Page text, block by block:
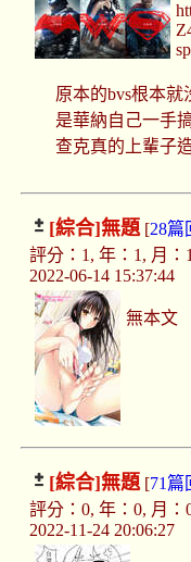
原本的bvs根本就
是華納自己一手
查克真的上輩子
[綜合]無題[28篇
評分：1, 年：1, 月：
2022-06-14 15:37:44
無本文
[綜合]無題[71篇
評分：0, 年：0, 月：
2022-11-24 20:06:27